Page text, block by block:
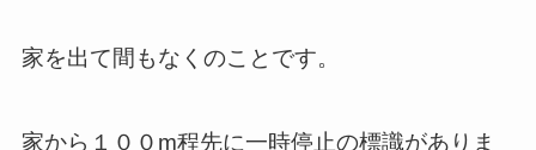
家を出て間もなくのことです。
家から１００m程先に一時停止の標識がありま